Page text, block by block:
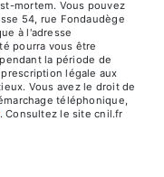
mortem. Vous pouvez
54, rue Fondaudège
à l'adresse
pourra vous être
la période de
légale aux
Vous avez le droit de
téléphonique,
. Consultez le site cnil.fr